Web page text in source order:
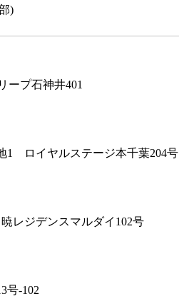
)
プ石神井401
1 ロイヤルステージ本千葉204号
レジデンスマルダイ102号
号-102